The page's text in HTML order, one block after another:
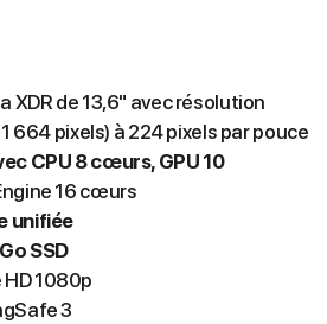
XDR de 13,6" avec résolution
664 pixels) à 224 pixels par pouce
CPU 8 cœurs, GPU 10
16 cœurs
unifiée
SSD
HD 1080p
3